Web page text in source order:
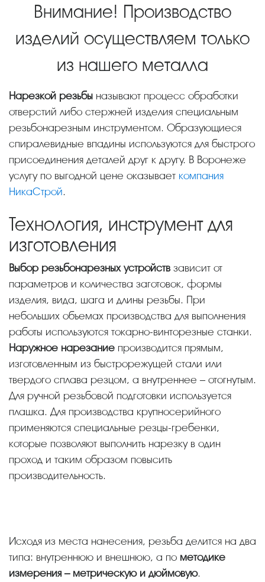
Внимание! Производство
изделий осуществляем только
из нашего металла
Нарезкой резьбы называют процесс обработки
отверстий либо стержней изделия специальным
резьбонарезным инструментом. Образующиеся
спиралевидные впадины используются для быстрого
присоединения деталей друг к другу. В Воронеже
услугу по выгодной цене оказывает компания
НикаСтрой.
Технология, инструмент для
изготовления
Выбор резьбонарезных устройств зависит от
параметров и количества заготовок, формы
изделия, вида, шага и длины резьбы. При
небольших объемах производства для выполнения
работы используются токарно-винторезные станки.
Наружное нарезание производится прямым,
изготовленным из быстрорежущей стали или
твердого сплава резцом, а внутреннее – отогнутым.
Для ручной резьбовой подготовки используется
плашка. Для производства крупносерийного
применяются специальные резцы-гребенки,
которые позволяют выполнить нарезку в один
проход и таким образом повысить
производительность.
Исходя из места нанесения, резьба делится на два
типа: внутреннюю и внешнюю, а по методике
измерения – метрическую и дюймовую.